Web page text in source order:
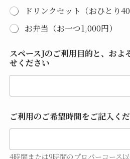
さ
い
*
ドリンクセット（おひとり
お弁当（お一つ1,000円）
スペースJのご利用目的と、およ
せください
ご利用のご希望時間をご記入く
4時間または9時間のプロパーコース